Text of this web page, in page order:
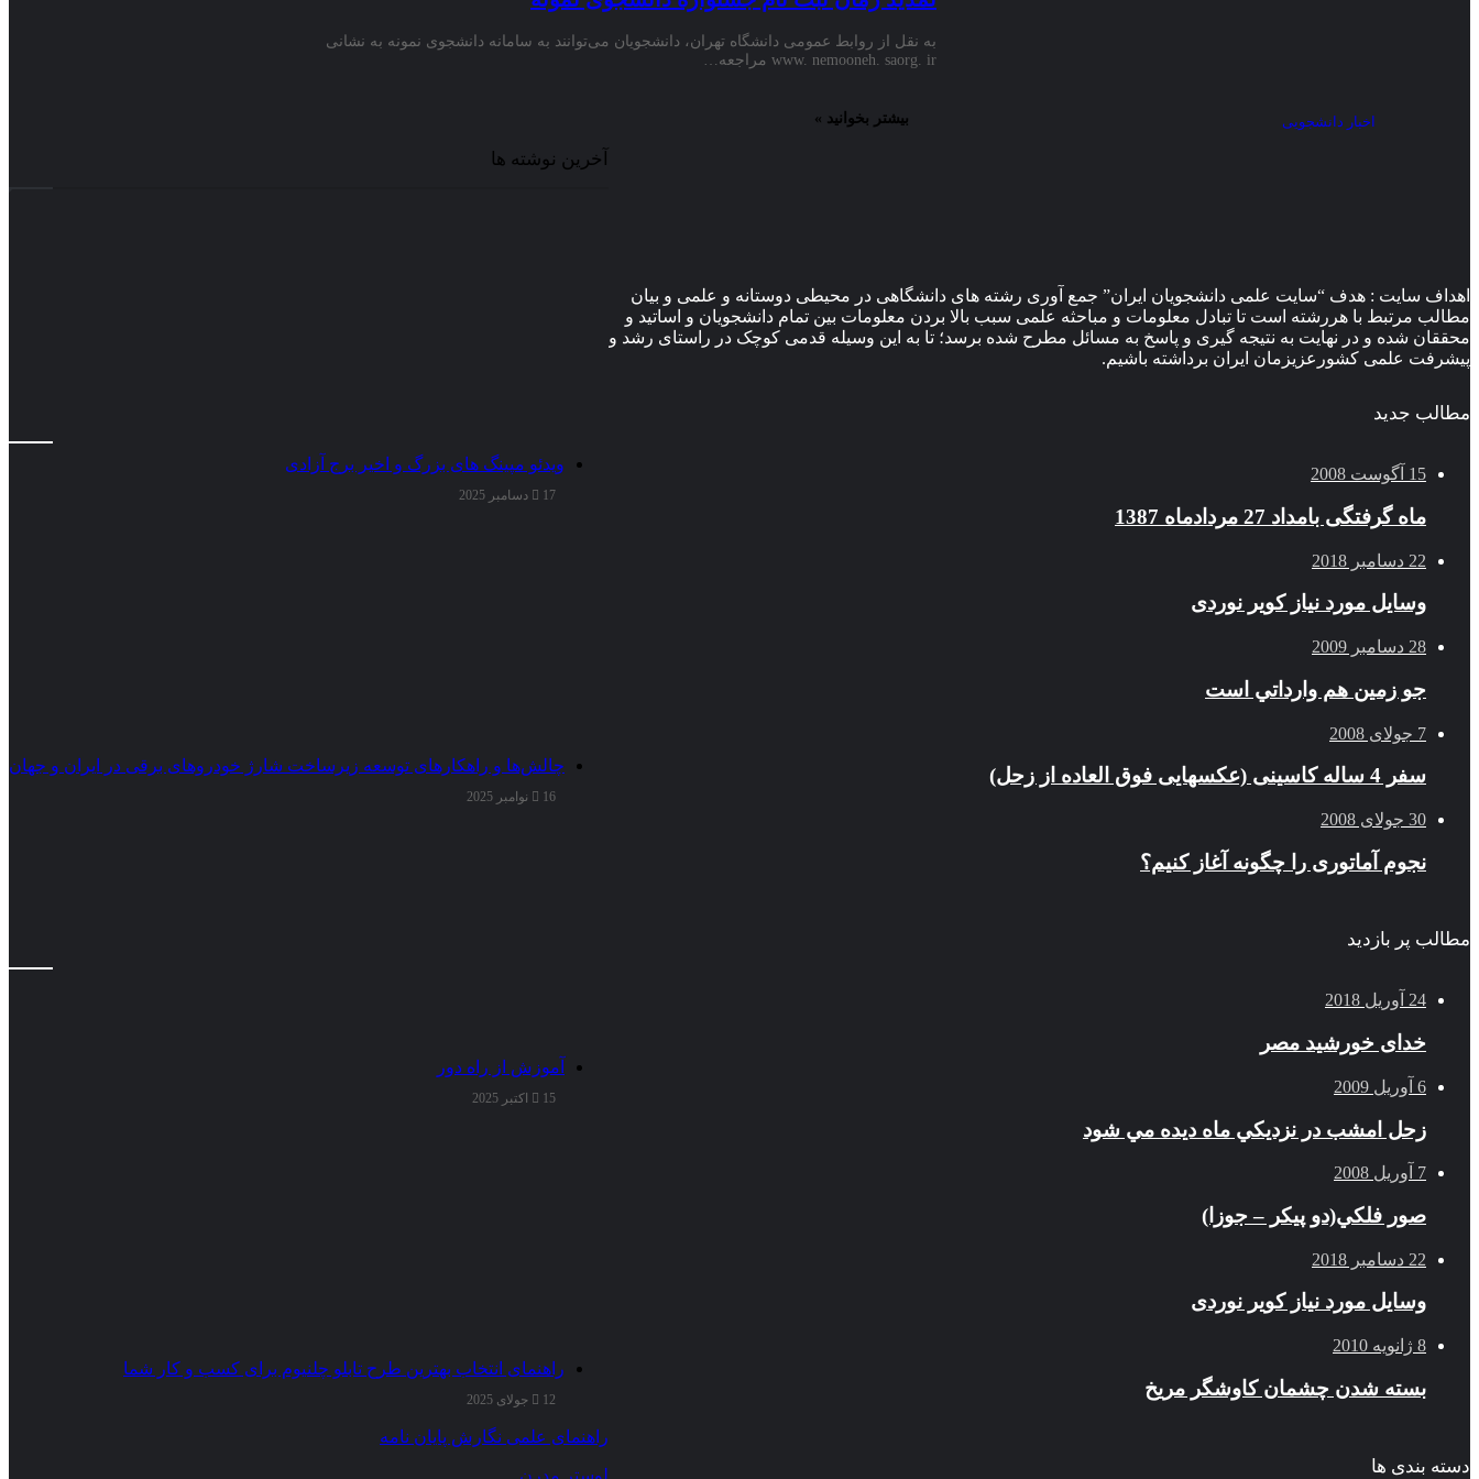
اخبار دانشجویی
به نقل از روابط عمومی دانشگاه تهران، دانشجویان می‌توانند به سامانه دانشجوی نمونه به نشانی
www. nemooneh. saorg. ir مراجعه…
بیشتر بخوانید »
آخرین نوشته ها
ویدئو مپینگ های بزرگ و اخیر برج آزادی
17 دسامبر 2025
چالش‌ها و راهکارهای توسعه زیرساخت شارژ خودروهای برقی در ایران و جهان
16 نوامبر 2025
آموزش از راه دور
15 اکتبر 2025
راهنمای انتخاب بهترین طرح تابلو چلنیوم برای کسب و کار شما
12 جولای 2025
راهنمای علمی نگارش پایان نامه
اهداف سایت : هدف “سایت علمی دانشجویان ایران” جمع آوری رشته های دانشگاهی در محیطی دوستانه و علمی و بیان
مطالب مرتبط با هررشته است تا تبادل معلومات و مباحثه علمی سبب بالا بردن معلومات بین تمام دانشجویان و اساتید و
محققان شده و در نهایت به نتیجه گیری و پاسخ به مسائل مطرح شده برسد؛ تا به این وسیله قدمی کوچک در راستای رشد و
پیشرفت علمی کشورعزیزمان ایران برداشته باشیم.
مطالب جدید
15 آگوست 2008
ماه گرفتگی بامداد 27 مردادماه 1387
22 دسامبر 2018
وسایل مورد نیاز کویر نوردی
28 دسامبر 2009
جو زمين هم وارداتي است
7 جولای 2008
سفر 4 ساله کاسینی (عکسهایی فوق العاده از زحل)
30 جولای 2008
نجوم آماتوری را چگونه آغاز کنیم؟
مطالب پر بازدید
24 آوریل 2018
خدای خورشید مصر
6 آوریل 2009
زحل امشب در نزديكي ماه ديده مي شود
7 آوریل 2008
صور فلكي(دو پیکر – جوزا)
22 دسامبر 2018
وسایل مورد نیاز کویر نوردی
8 ژانویه 2010
بسته شدن چشمان کاوشگر مريخ
دسته بندی ها